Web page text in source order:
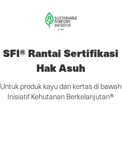
SFI® Rantai Sertifikasi
Hak Asuh
Untuk produk kayu dan kertas di bawah
Inisiatif Kehutanan Berkelanjutan®